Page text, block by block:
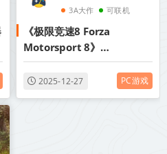
3A大作 可联机
竞速
《极限竞速8 Forza
Motorsport 8》
v1.853.3921.0【单机+联
机】丨中文版网盘下载
2025-12-27 PC游戏